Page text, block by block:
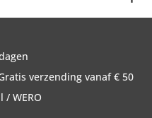
verzending vanaf € 50
WERO